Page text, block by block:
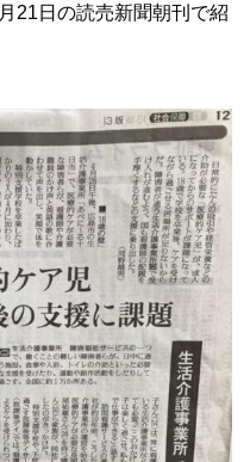
21日の読売新聞朝刊で紹